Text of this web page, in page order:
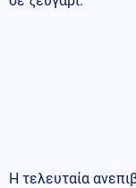
Η τελευταία